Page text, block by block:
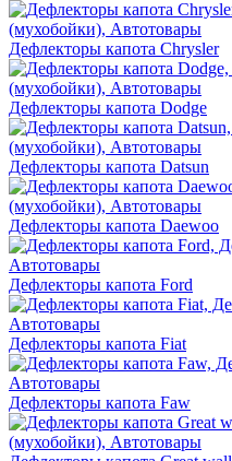
Дефлекторы капота Chrysler
Дефлекторы капота Dodge
Дефлекторы капота Datsun
Дефлекторы капота Daewoo
Дефлекторы капота Ford
Дефлекторы капота Fiat
Дефлекторы капота Faw